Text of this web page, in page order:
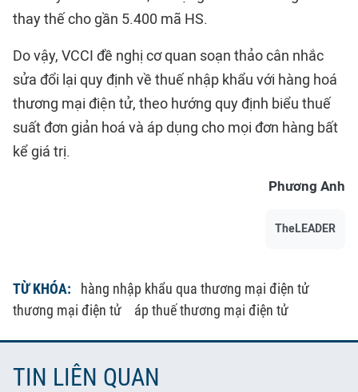
thay thế cho gần 5.400 mã HS.
Do vậy, VCCI đề nghị cơ quan soạn thảo cân nhắc
sửa đổi lại quy định về thuế nhập khẩu với hàng hoá
thương mại điện tử, theo hướng quy định biểu thuế
suất đơn giản hoá và áp dụng cho mọi đơn hàng bất
kể giá trị.
Phương Anh
TheLEADER
TỪ KHÓA:
hàng nhập khẩu qua thương mại điện tử
thương mại điện tử
áp thuế thương mại điện tử
TIN LIÊN QUAN